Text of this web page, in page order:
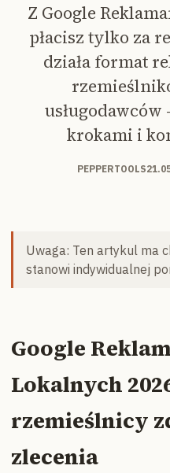
Z Google
płacisz tylko za
działa format
krokami i
PEPPERTOOLS
Uwaga: Ten artykul ma
stanowi indywidualnej
Google
Lokalnych
rzemieślnicy
zlecenia